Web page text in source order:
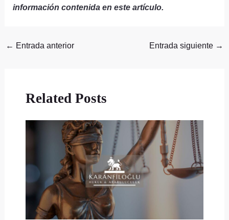
información contenida en este artículo.
← Entrada anterior Entrada siguiente →
Related Posts